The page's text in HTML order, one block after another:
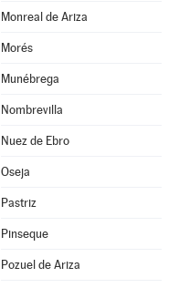
Monreal de Ariza
Morés
Munébrega
Nombrevilla
Nuez de Ebro
Oseja
Pastriz
Pinseque
Pozuel de Ariza